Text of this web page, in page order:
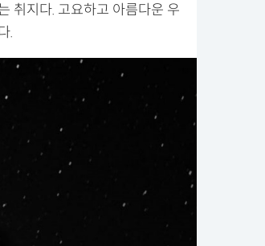
취지다. 고요하고 아름다운 우
.